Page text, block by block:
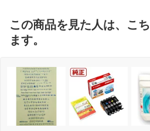
この商品を見た人は、こ
ます。